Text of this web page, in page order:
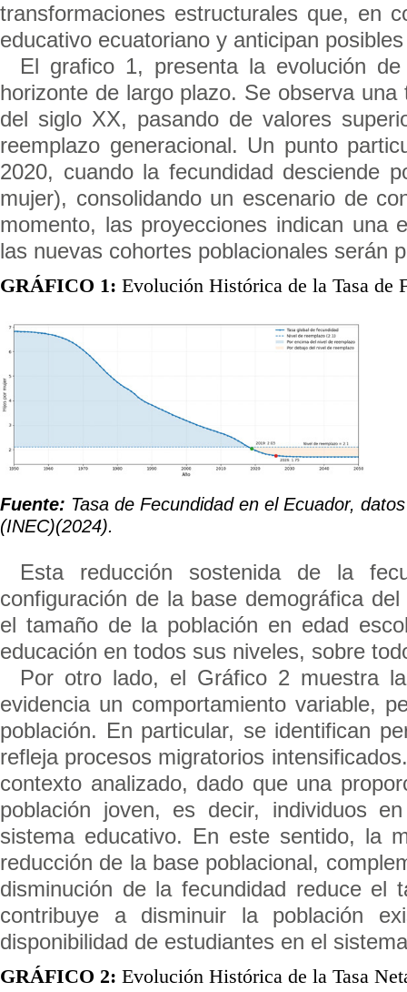
transformaciones estructurales que, en
educativo ecuatoriano y anticipan
El grafico 1, presenta la evolución
horizonte de largo plazo. Se observa
del siglo XX, pasando de valores
reemplazo generacional. Un punto
2020, cuando la fecundidad desciende
mujer), consolidando un escenario de
momento, las proyecciones indican una
las nuevas cohortes poblacionales serán
GRÁFICO 1: Evolución Histórica de la Tasa de
Fuente: Tasa de Fecundidad en el Ecuador,
(INEC)(2024).
Esta reducción sostenida de la
configuración de la base demográfica
el tamaño de la población en edad
educación en todos sus niveles, sobre
Por otro lado, el Gráfico 2 muestra
evidencia un comportamiento variable,
población. En particular, se identifican
refleja procesos migratorios
contexto analizado, dado que una
población joven, es decir, individuos
sistema educativo. En este sentido, la
reducción de la base poblacional,
disminución de la fecundidad reduce el
contribuye a disminuir la población
disponibilidad de estudiantes en el
GRÁFICO 2: Evolución Histórica de la Tasa